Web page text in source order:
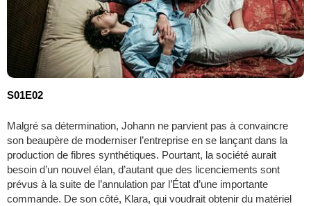
S01E02
Malgré sa détermination, Johann ne parvient pas à convaincre
son beaupère de moderniser l’entreprise en se lançant dans la
production de fibres synthétiques. Pourtant, la société aurait
besoin d’un nouvel élan, d’autant que des licenciements sont
prévus à la suite de l’annulation par l’État d’une importante
commande. De son côté, Klara, qui voudrait obtenir du matériel